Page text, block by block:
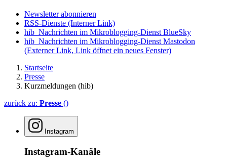
Newsletter abonnieren
RSS-Dienste (Interner Link)
hib_Nachrichten im Mikroblogging-Dienst BlueSky
hib_Nachrichten im Mikroblogging-Dienst Mastodon
(Externer Link, Link öffnet ein neues Fenster)
Startseite
Presse
Kurzmeldungen (hib)
zurück zu: Presse ()
Instagram
Instagram-Kanäle